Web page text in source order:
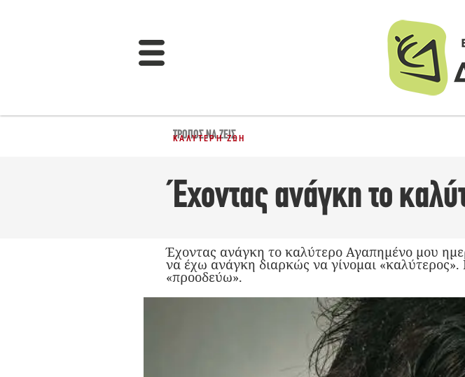
ΤΡΌΠΟΣ ΝΑ ΖΕΙΣ
ΚΑΛΎΤΕΡΗ ΖΩΉ
Έχοντας ανάγκη το
Έχοντας ανάγκη το καλύτερο Αγαπημένο μου
να έχω ανάγκη διαρκώς να γίνομαι
«προοδεύω».